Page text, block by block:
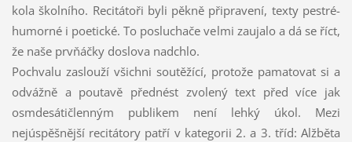
kola školního. Recitátoři byli pěkně připravení, texty pestré-
humorné i poetické. To posluchače velmi zaujalo a dá se říct,
že naše prvňáčky doslova nadchlo.
Pochvalu zaslouží všichni soutěžící, protože pamatovat si a
odvážně a poutavě přednést zvolený text před více jak
osmdesátičlenným publikem není lehký úkol. Mezi
nejúspěšnější recitátory patří v kategorii 2. a 3. tříd: Alžběta